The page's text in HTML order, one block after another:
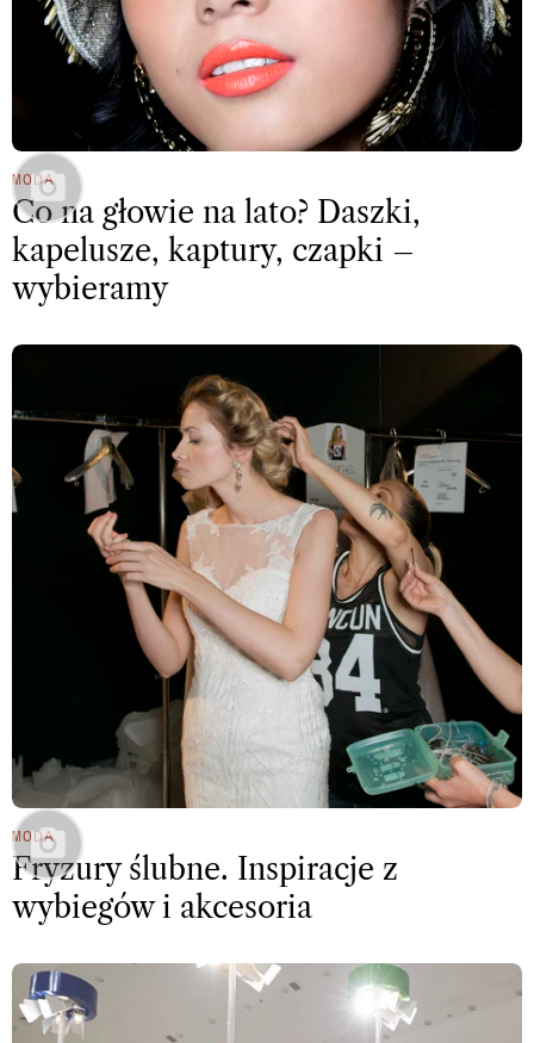
MODA
Co na głowie na lato? Daszki,
kapelusze, kaptury, czapki –
wybieramy
MODA
Fryzury ślubne. Inspiracje z
wybiegów i akcesoria